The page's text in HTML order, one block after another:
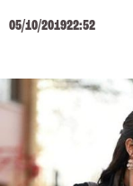
05/10/201922:52